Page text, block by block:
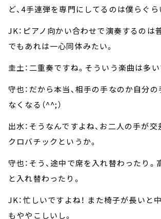
ど、4手連弾を専門にしてるのは僕らぐら
JK：ピアノ向かい合わせで演奏するのは
でもあれは一心同体みたい。
圭土：二重奏ですね。そういう楽曲は多い
守也：だから本当、相手の手なのか自分
なくなる（^^;）
出水：そうなんですよね、お二人の手が交
クロバチックというか。
守也：そう、途中で席を入れ替わったり
と入れ替わったり。
JK：忙しいですよね！ また椅子が長いと
もややこしいし。